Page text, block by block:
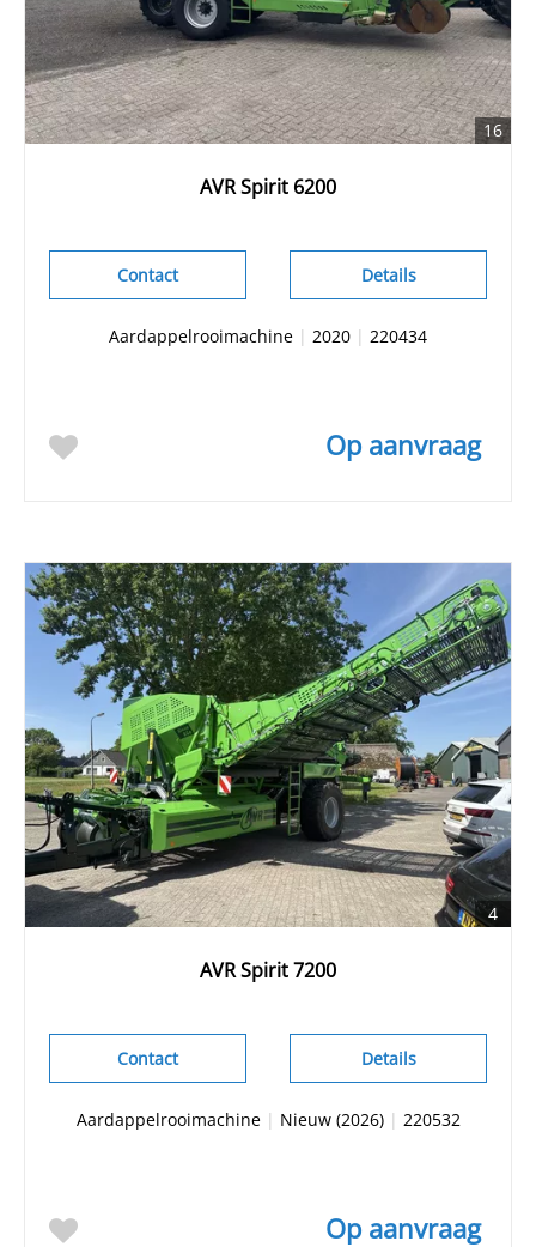
16
AVR Spirit 6200
Details
Contact
Aardappelrooimachine | 2020 | 220434
Op aanvraag
4
AVR Spirit 7200
Details
Contact
Aardappelrooimachine| Nieuw (2026)| 220532
Op aanvraag